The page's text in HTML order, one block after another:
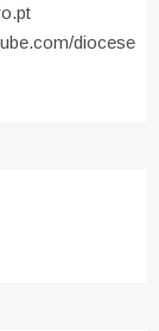
diocese